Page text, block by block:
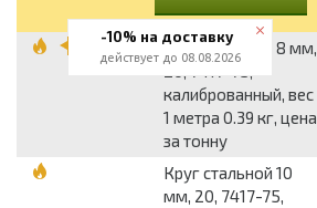
Круг стальной 8 мм,
20, 7417-75,
калиброванный, вес
1 метра 0.39 кг, цена
за тонну
Круг стальной 10
мм, 20, 7417-75,
-10% на доставку
действует до 08.08.2026